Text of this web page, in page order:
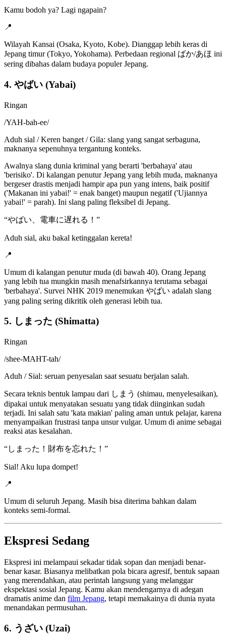
Kamu bodoh ya? Lagi ngapain?
📍
Wilayah Kansai (Osaka, Kyoto, Kobe). Dianggap lebih keras di
Jepang timur (Tokyo, Yokohama). Perbedaan regional ばか/あほ ini
sering dibahas dalam budaya populer Jepang.
4. やばい (Yabai)
Ringan
/YAH-bah-ee/
Aduh sial / Keren banget / Gila: slang yang sangat serbaguna,
maknanya sepenuhnya tergantung konteks.
Awalnya slang dunia kriminal yang berarti 'berbahaya' atau
'berisiko'. Di kalangan penutur Jepang yang lebih muda, maknanya
bergeser drastis menjadi hampir apa pun yang intens, baik positif
('Makanan ini yabai!' = enak banget) maupun negatif ('Ujiannya
yabai!' = parah). Ini slang paling fleksibel di Jepang.
“やばい、電車に遅れる！ ”
Aduh sial, aku bakal ketinggalan kereta!
📍
Umum di kalangan penutur muda (di bawah 40). Orang Jepang
yang lebih tua mungkin masih menafsirkannya terutama sebagai
'berbahaya'. Survei NHK 2019 menemukan やばい adalah slang
yang paling sering dikritik oleh generasi lebih tua.
5. しまった (Shimatta)
Ringan
/shee-MAHT-tah/
Aduh / Sial: seruan penyesalan saat sesuatu berjalan salah.
Secara teknis bentuk lampau dari しまう (shimau, menyelesaikan),
dipakai untuk menyatakan sesuatu yang tidak diinginkan sudah
terjadi. Ini salah satu 'kata makian' paling aman untuk pelajar, karena
menyampaikan frustrasi tanpa unsur vulgar. Umum di anime sebagai
reaksi atas kesalahan.
“しまった！財布を忘れた！ ”
Sial! Aku lupa dompet!
📍
Umum di seluruh Jepang. Masih bisa diterima bahkan dalam
konteks semi-formal.
Ekspresi Sedang
Ekspresi ini melampaui sekadar tidak sopan dan menjadi benar-
benar kasar. Biasanya melibatkan pola bicara agresif, bentuk sapaan
yang merendahkan, atau perintah langsung yang melanggar
ekspektasi sosial Jepang. Kamu akan mendengarnya di adegan
dramatis anime dan film Jepang, tetapi memakainya di dunia nyata
menandakan permusuhan.
6. うざい (Uzai)